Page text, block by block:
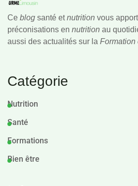
Ce blog santé etnutrition vous
préconisations en nutrition au
aussi des actualités sur la Formation
Catégorie
Nutrition
Santé
Formations
Bien être